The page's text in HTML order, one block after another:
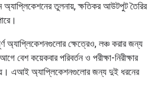
অ্যাপ্লিকেশনের তুলনায়, ক্ষতিকর আউটপুট তৈরির
অ্যাপ্লিকেশনগুলোর ক্ষেত্রেও, লঞ্চ করার জন্য
বেশ কয়েকবার পরিবর্তন ও পরীক্ষা-নিরীক্ষার
নয়। এআই অ্যাপ্লিকেশনগুলোর জন্য দুই ধরনের